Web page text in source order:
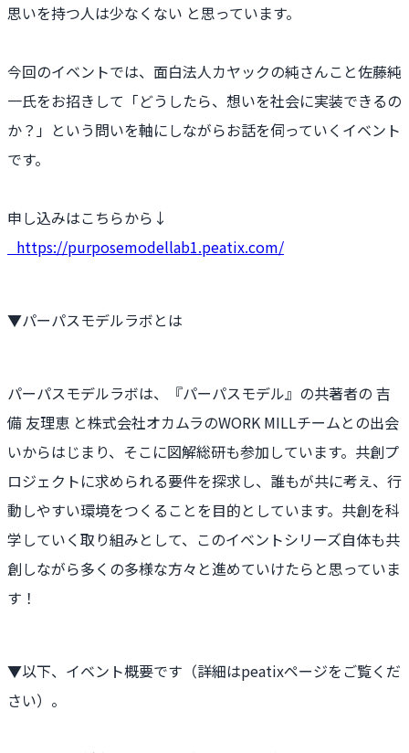
思いを持つ人は少なくない と思っています。
今回のイベントでは、面白法人カヤックの純さんこと佐藤純
一氏をお招きして「どうしたら、想いを社会に実装できるの
か？」という問いを軸にしながらお話を伺っていくイベント
です。
申し込みはこちらから↓
https://purposemodellab1.peatix.com/
▼パーパスモデルラボとは
パーパスモデルラボは、『パーパスモデル』の共著者の 吉
備 友理恵 と株式会社オカムラのWORK MILLチームとの出会
いからはじまり、そこに図解総研も参加しています。共創プ
ロジェクトに求められる要件を探求し、誰もが共に考え、行
動しやすい環境をつくることを目的としています。共創を科
学していく取り組みとして、このイベントシリーズ自体も共
創しながら多くの多様な方々と進めていけたらと思っていま
す！
▼以下、イベント概要です（詳細はpeatixページをご覧くだ
さい）。